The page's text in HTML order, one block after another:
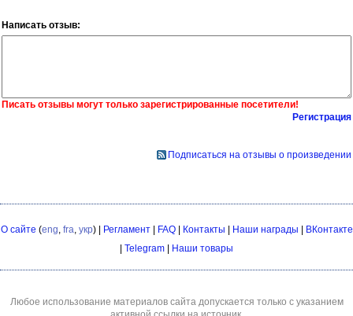
Написать отзыв:
Писать отзывы могут только зарегистрированные посетители!
Регистрация
Подписаться на отзывы о произведении
О сайте (eng fra укр) | Регламент| FAQ| Контакты | Наши награды | ВКонтакте
| Telegram | Наши товары
Любое использование материалов сайта допускается только с указанием